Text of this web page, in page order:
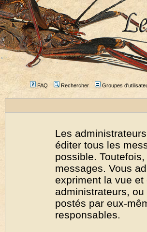
FAQ Rechercher Groupes
Les
éditer tous les
possible.
messages. Vous
expriment la vue
administrateurs,
postés par eux-
responsables.